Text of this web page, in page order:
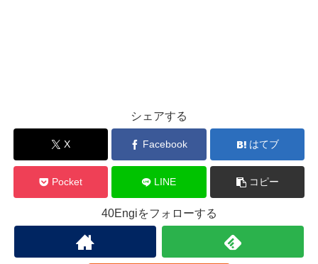
シェアする
X Facebook はてブ
Pocket LINE コピー
40Engiをフォローする